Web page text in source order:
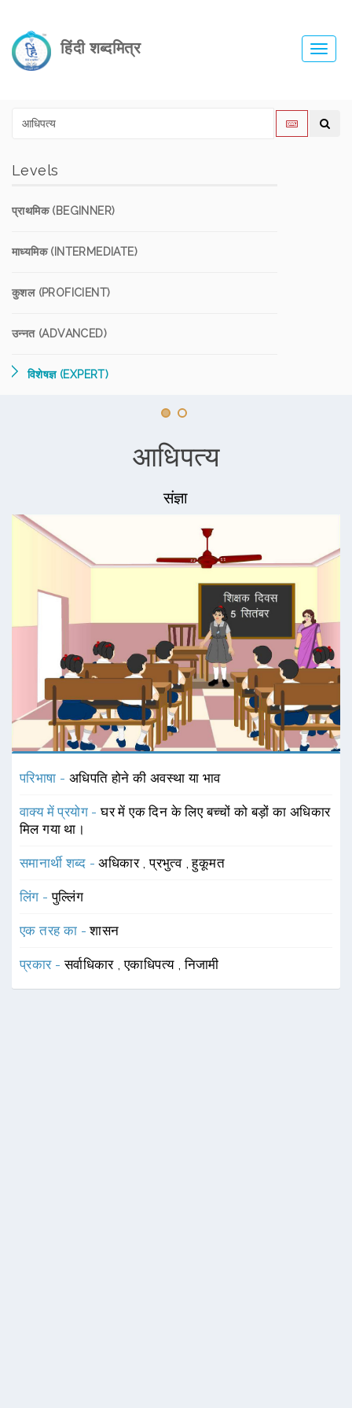
हिंदी शब्दमित्र
Levels
प्राथमिक (BEGINNER)
माध्यमिक (INTERMEDIATE)
कुशल (PROFICIENT)
उन्नत (ADVANCED)
विशेषज्ञ (EXPERT)
आधिपत्य
संज्ञा
परिभाषा - अधिपति होने की अवस्था या भाव
वाक्य में प्रयोग -घर में एक दिन के लिए बच्चों को बड़ों का अधिकार
मिल गया था।
समानार्थी शब्द -अधिकार ,प्रभुत्व ,हुकूमत
लिंग -पुल्लिंग
एक तरह का -शासन
प्रकार -सर्वाधिकार ,एकाधिपत्य ,निजामी